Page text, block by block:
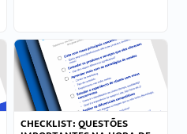
CHECKLIST: QUESTÕES